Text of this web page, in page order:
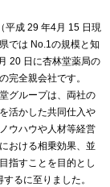
平成 29 年4月 15 日現
では No.1の規模と知
20 日に杏林堂薬局の
完全親会社です。
グループは、両社の
活かした共同仕入や
ウハウや人材等経営
おける相乗効果、並
指すことを目的とし
るに至りました。